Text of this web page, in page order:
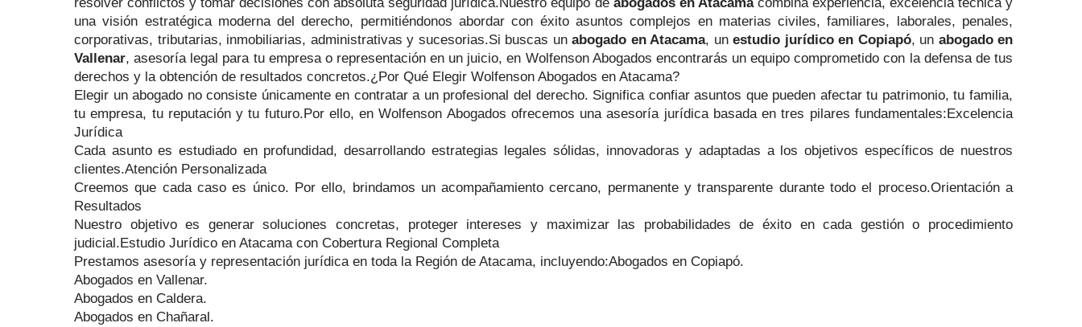
una visión estratégica moderna del derecho, permitiéndonos abordar con éxito asuntos complejos en materias civiles, familiares, laborales, penales,
corporativas, tributarias, inmobiliarias, administrativas y sucesorias.Si buscas un abogado en Atacama, un estudio jurídico en Copiapó, un abogado en
Vallenar, asesoría legal para tu empresa o representación en un juicio, en Wolfenson Abogados encontrarás un equipo comprometido con la defensa de tus
derechos y la obtención de resultados concretos.¿Por Qué Elegir Wolfenson Abogados en Atacama?
Elegir un abogado no consiste únicamente en contratar a un profesional del derecho. Significa confiar asuntos que pueden afectar tu patrimonio, tu familia,
tu empresa, tu reputación y tu futuro.Por ello, en Wolfenson Abogados ofrecemos una asesoría jurídica basada en tres pilares fundamentales:Excelencia
Jurídica
Cada asunto es estudiado en profundidad, desarrollando estrategias legales sólidas, innovadoras y adaptadas a los objetivos específicos de nuestros
clientes.Atención Personalizada
Creemos que cada caso es único. Por ello, brindamos un acompañamiento cercano, permanente y transparente durante todo el proceso.Orientación a
Resultados
Nuestro objetivo es generar soluciones concretas, proteger intereses y maximizar las probabilidades de éxito en cada gestión o procedimiento
judicial.Estudio Jurídico en Atacama con Cobertura Regional Completa
Prestamos asesoría y representación jurídica en toda la Región de Atacama, incluyendo:Abogados en Copiapó.
Abogados en Vallenar.
Abogados en Caldera.
Abogados en Chañaral.